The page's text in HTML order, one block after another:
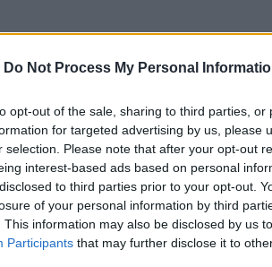
Do Not Process My Personal
opt-out of the sale, sharing to third parties,
for targeted advertising by us, please
selection. Please note that after your opt-out
interest-based ads based on personal
to third parties prior to your opt-out.
of your personal information by third
This information may also be disclosed by us
Participants that may further disclose it to
Γραμματικάκης
νοσηλευόταν στην